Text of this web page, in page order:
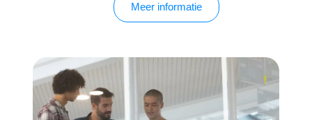
Meer informatie